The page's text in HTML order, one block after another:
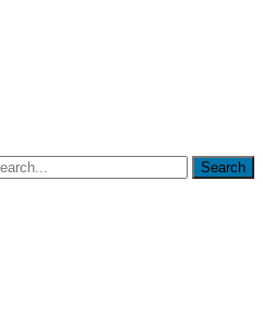
Search